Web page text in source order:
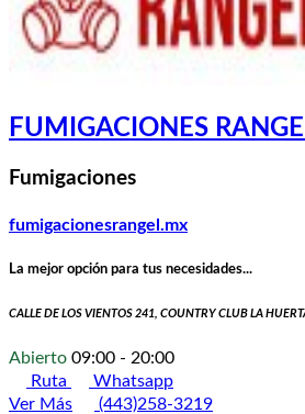
FUMIGACIONES
Fumigaciones
fumigacionesrangel.mx
La mejor opción para tus necesidades...
CALLE DE LOS VIENTOS 241, COUNTRY CLUB LA
Abierto 09:00 - 20:00
Ruta
Whatsapp
Ver Más
(443)258-3219